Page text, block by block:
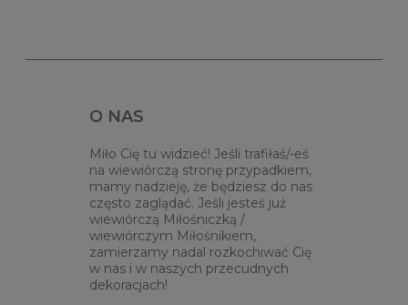
O NAS
Miło Cię tu widzieć! Jeśli trafiłaś/-eś
na wiewiórczą stronę przypadkiem,
mamy nadzieję, że będziesz do nas
często zaglądać. Jeśli jesteś już
wiewiórczą Miłośniczką /
wiewiórczym Miłośnikiem,
zamierzamy nadal rozkochiwać Cię
w nas i w naszych przecudnych
dekoracjach!